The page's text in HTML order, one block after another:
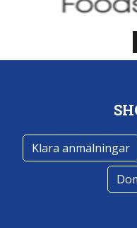
Klara anmälningar